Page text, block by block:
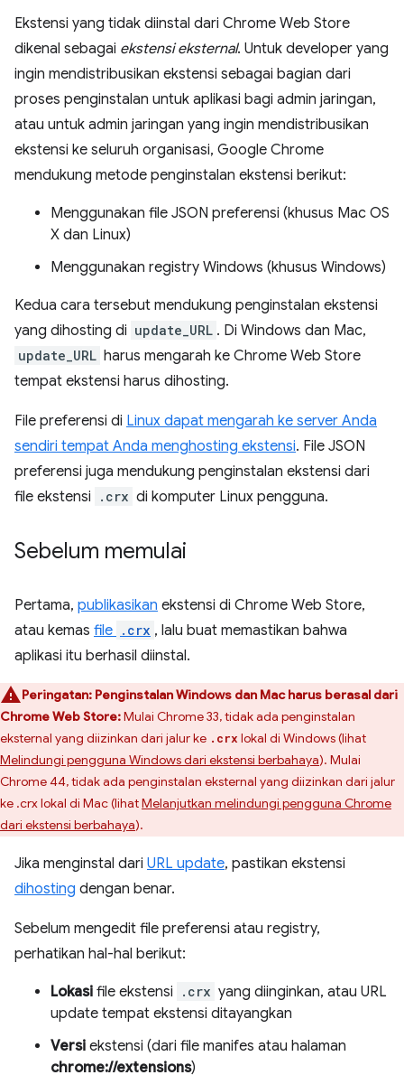
Ekstensi yang tidak diinstal dari Chrome Web Store
dikenal sebagai ekstensi eksternal. Untuk developer yang
ingin mendistribusikan ekstensi sebagai bagian dari
proses penginstalan untuk aplikasi bagi admin jaringan,
atau untuk admin jaringan yang ingin mendistribusikan
ekstensi ke seluruh organisasi, Google Chrome
mendukung metode penginstalan ekstensi berikut:
Menggunakan file JSON preferensi (khusus Mac OS
X dan Linux)
Menggunakan registry Windows (khusus Windows)
Kedua cara tersebut mendukung penginstalan ekstensi
yang dihosting di update_URL . Di Windows dan Mac,
update_URL harus mengarah ke Chrome Web Store
tempat ekstensi harus dihosting.
File preferensi di Linux dapat mengarah ke server Anda
sendiri tempat Anda menghosting ekstensi. File JSON
preferensi juga mendukung penginstalan ekstensi dari
file ekstensi
.crx di komputer Linux pengguna.
Sebelum memulai
Pertama, publikasikan ekstensi di Chrome Web Store,
atau kemas file .crx , lalu buat memastikan bahwa
aplikasi itu berhasil diinstal.
Peringatan: Penginstalan Windows dan Mac harus berasal dari
Chrome Web Store:Mulai Chrome 33, tidak ada penginstalan
eksternal yang diizinkan dari jalur ke .crx lokal di Windows (lihat
Melindungi pengguna Windows dari ekstensi berbahaya). Mulai
Chrome 44, tidak ada penginstalan eksternal yang diizinkan dari jalur
ke .crx lokal di Mac (lihatMelanjutkan melindungi pengguna Chrome
dari ekstensi berbahaya).
Jika menginstal dari URL update, pastikan ekstensi
dihosting dengan benar.
Sebelum mengedit file preferensi atau registry,
perhatikan hal-hal berikut:
Lokasi file ekstensi .crx yang diinginkan, atau URL
update tempat ekstensi ditayangkan
Versi ekstensi (dari file manifes atau halaman
chrome://extensions)